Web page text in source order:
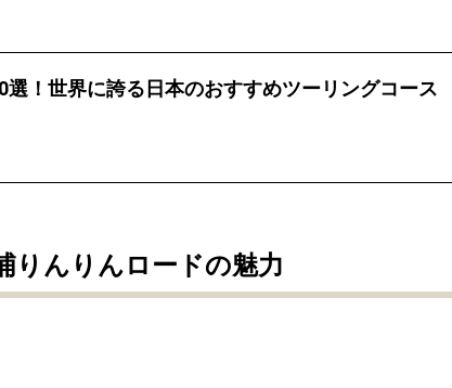
！世界に誇る日本のおすすめツーリングコース
りんりんロードの魅力